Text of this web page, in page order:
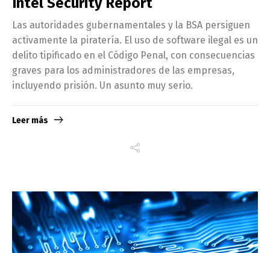
Las autoridades gubernamentales y la BSA persiguen
activamente la piratería. El uso de software ilegal es un
delito tipificado en el Código Penal, con consecuencias
graves para los administradores de las empresas,
incluyendo prisión. Un asunto muy serio.
Leer más